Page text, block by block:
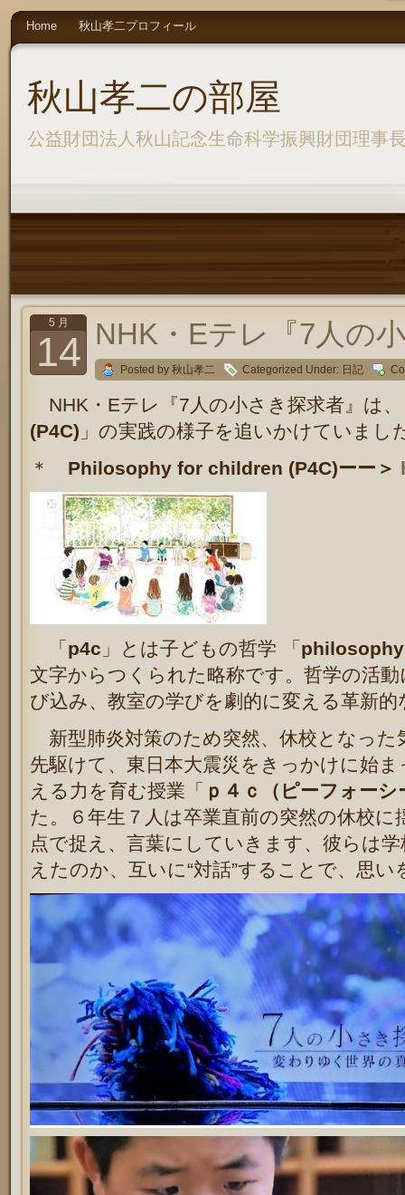
秋山孝二の部屋
公益財団法人秋山記念生命科学振興財団理事
Home 秋山孝二プロフィール
5 月
14 NHK・Eテレ『7人の
Posted by 秋山孝二 Categorized Under: 日記
NHK・Eテレ『7人の小さき探求者』は
(P4C) 」の実践の様子を追いかけていまし
＊ Philosophy for children (P4C)ーー＞
「 p4c 」とは子どもの哲学 「
文字からつくられた略称です。 哲学の活
び込み、教室の学びを劇的に変える革新
新型肺炎対策のため突然、休校となった
先駆けて、 東日本大震災をきっかけに始
える力を育む授業「 ｐ４ｃ（ピーフォーシ
た。６年生７人は卒業直前の突然の休校
点で捉え、言葉にしていきます、彼らは
えたのか、 互いに“対話”することで、思